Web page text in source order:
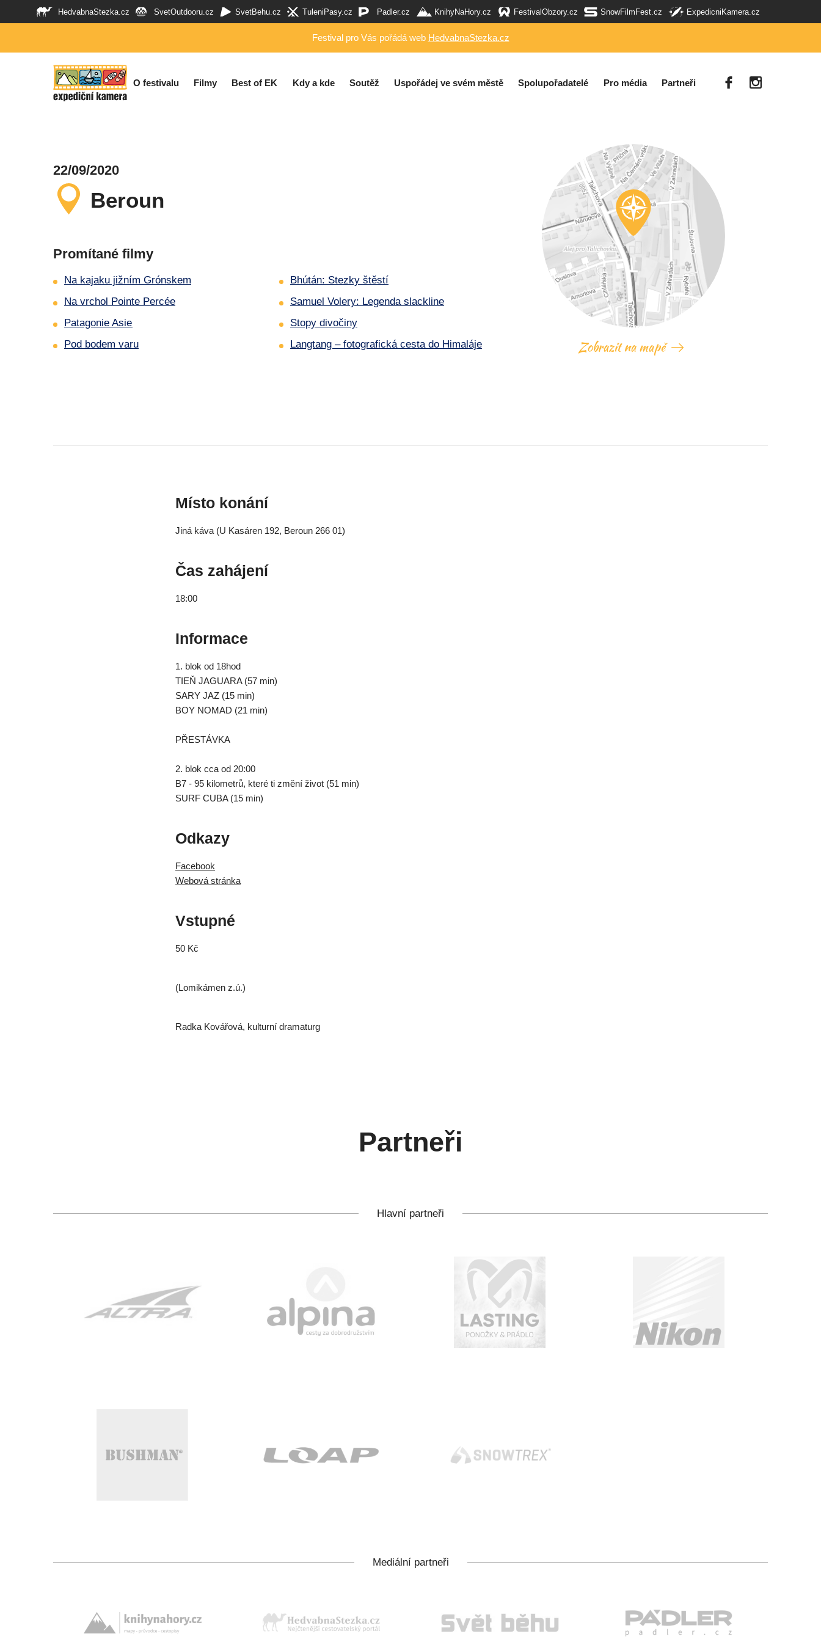
HedvabnaStezka.cz SvetOutdooru.cz SvetBehu.cz TuleniPasy.cz Padler.cz KnihyNaHory.cz FestivalObzory.cz SnowFilmFest.cz ExpedicniKamera.cz
Festival pro Vás pořádá web HedvabnaStezka.cz
O festivalu Filmy Best of EK Kdy a kde Soutěž Uspořádej ve svém městě Spolupořadatelé Pro média Partneři
22/09/2020
Beroun
Promítané filmy
Na kajaku jižním Grónskem
Na vrchol Pointe Percée
Patagonie Asie
Pod bodem varu
Bhútán: Stezky štěstí
Samuel Volery: Legenda slackline
Stopy divočiny
Langtang – fotografická cesta do Himaláje
Zobrazit na mapě
Místo konání
Jiná káva (U Kasáren 192, Beroun 266 01)
Čas zahájení
18:00
Informace
1. blok od 18hod
TIEŇ JAGUARA (57 min)
SARY JAZ (15 min)
BOY NOMAD (21 min)
PŘESTÁVKA
2. blok cca od 20:00
B7 - 95 kilometrů, které ti změní život (51 min)
SURF CUBA (15 min)
Odkazy
Facebook
Webová stránka
Vstupné
50 Kč
(Lomikámen z.ú.)
Radka Kovářová, kulturní dramaturg
Partneři